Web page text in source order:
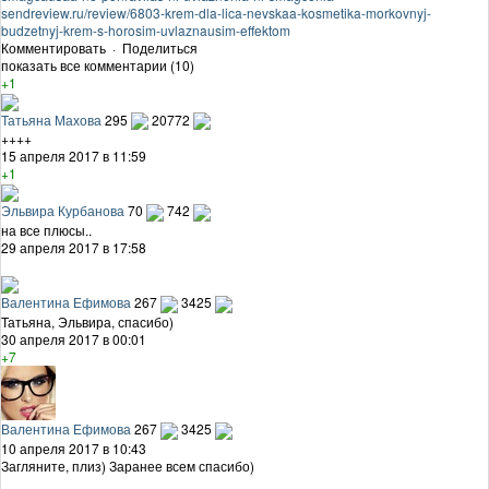
sendreview.ru/review/6803-krem-dla-lica-nevskaa-kosmetika-morkovnyj-
budzetnyj-krem-s-horosim-uvlaznausim-effektom
Комментировать · Поделиться
показать все комментарии (10)
+1
Татьяна Махова 295
20772
++++
15 апреля 2017 в 11:59
+1
Эльвира Курбанова 70
742
на все плюсы..
29 апреля 2017 в 17:58
Валентина Ефимова 267
3425
Татьяна, Эльвира, спасибо)
30 апреля 2017 в 00:01
+7
Валентина Ефимова 267
3425
10 апреля 2017 в 10:43
Загляните, плиз) Заранее всем спасибо)